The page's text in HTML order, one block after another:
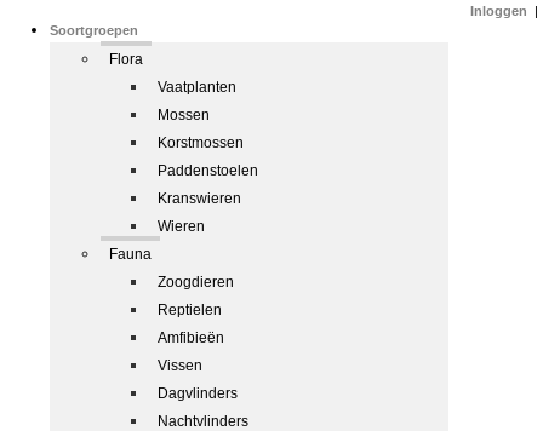
Soortgroepen
Flora
Vaatplanten
Mossen
Korstmossen
Paddenstoelen
Kranswieren
Wieren
Fauna
Zoogdieren
Reptielen
Amfibieën
Vissen
Dagvlinders
Nachtvlinders
Inloggen |